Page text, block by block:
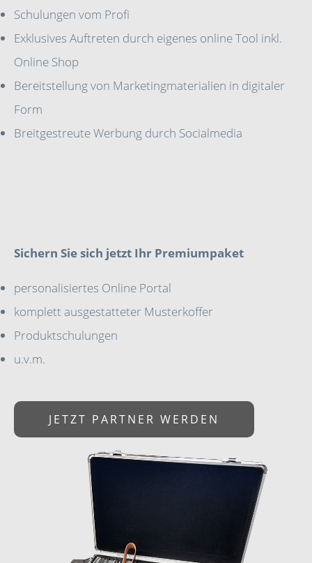
Schulungen vom Profi
Exklusives Auftreten durch eigenes online Tool inkl.
Online Shop
Bereitstellung von Marketingmaterialien in digitaler
Form
Breitgestreute Werbung durch Socialmedia
Sichern Sie sich jetzt Ihr Premiumpaket
personalisiertes Online Portal
komplett ausgestatteter Musterkoffer
Produktschulungen
u.v.m.
JETZT PARTNER WERDEN